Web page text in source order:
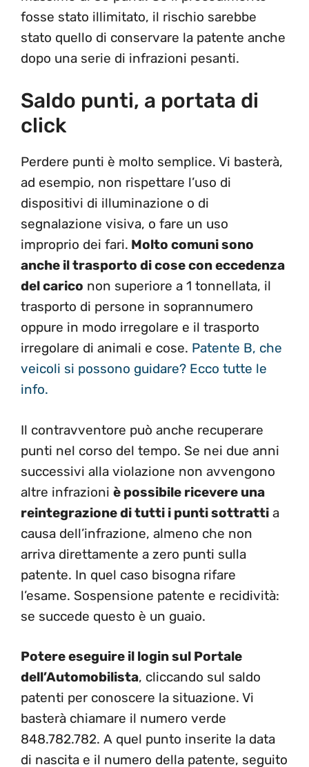
fosse stato illimitato, il rischio sarebbe
stato quello di conservare la patente anche
dopo una serie di infrazioni pesanti.
Saldo punti, a portata di
click
Perdere punti è molto semplice. Vi basterà,
ad esempio, non rispettare l’uso di
dispositivi di illuminazione o di
segnalazione visiva, o fare un uso
improprio dei fari. Molto comuni sono
anche il trasporto di cose con eccedenza
del carico non superiore a 1 tonnellata, il
trasporto di persone in soprannumero
oppure in modo irregolare e il trasporto
irregolare di animali e cose. Patente B, che
veicoli si possono guidare? Ecco tutte le
info.
Il contravventore può anche recuperare
punti nel corso del tempo. Se nei due anni
successivi alla violazione non avvengono
altre infrazioni è possibile ricevere una
reintegrazione di tutti i punti sottratti a
causa dell’infrazione, almeno che non
arriva direttamente a zero punti sulla
patente. In quel caso bisogna rifare
l’esame. Sospensione patente e recidività:
se succede questo è un guaio.
Potere eseguire il login sul Portale
dell’Automobilista, cliccando sul saldo
patenti per conoscere la situazione. Vi
basterà chiamare il numero verde
848.782.782. A quel punto inserite la data
di nascita e il numero della patente, seguito